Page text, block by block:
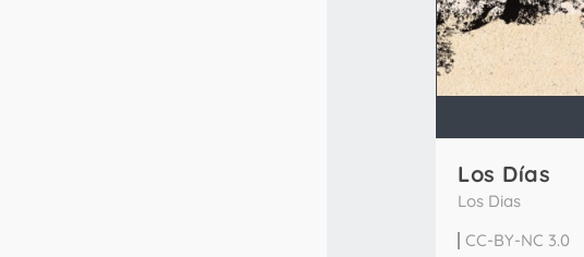
Los Días
Los Dias
CC-BY-NC 3.0